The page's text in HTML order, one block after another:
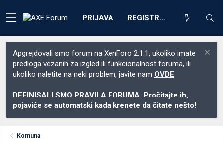
PRIJAVA REGISTRACIJA
Apgrejdovali smo forum na XenForo 2.1.1, ukoliko imate
predloga vezanih za izgled ili funkcionalnost foruma, ili
ukoliko naletite na neki problem, javite nam OVDE
DEFINISALI SMO PRAVILA FORUMA. Pročitajte ih,
pojaviće se automatski kada krenete da čitate nešto!
Komuna